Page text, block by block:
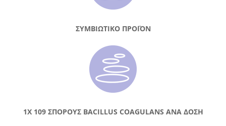
ΣΥΜΒΙΩΤΙΚΟ ΠΡΟΪΟΝ
1X 109 ΣΠΟΡΟΥΣ BACILLUS COAGULANS ΑΝΑ ΔΟΣΗ